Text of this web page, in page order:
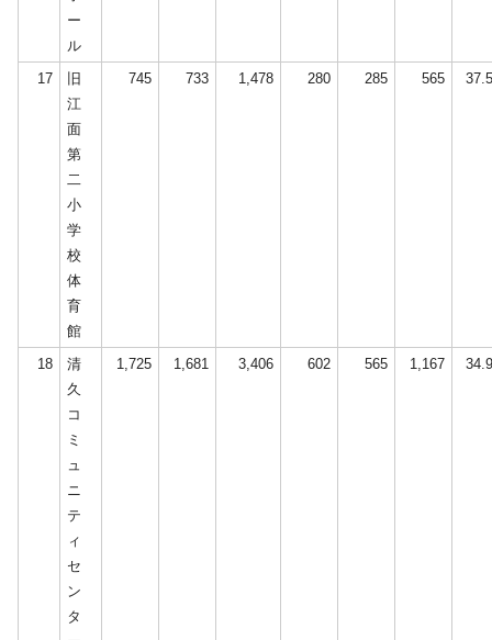
ー
ル
17
旧
江
面
第
二
小
学
校
体
育
館
745 733 1,478 280 285 565
18
清
久
コ
ミ
ュ
ニ
テ
ィ
セ
ン
タ
1,725 1,681 3,406 602 565 1,167